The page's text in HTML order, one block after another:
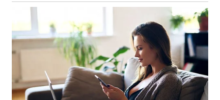
TEBING
TINGGI
PAKPAK